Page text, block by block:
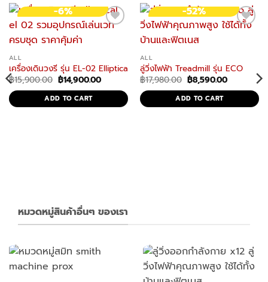
-6%
ALL
เครื่องเดินวงรี รุ่น EL-02 Elliptical 2 ระบบ นั่งปั่น ยืนปั่น อีลิปติคัล 2in1
฿15,900.00 Original
price
was:
฿15,900.00.
฿14,900.00Current
price
is:
฿14,900.00.
ADD TO CART
-52%
ALL
ลู่วิ่งไฟฟ้า Treadmill รุ่น ECO
฿17,980.00 Original
price
was:
฿17,980.00.
฿8,590.00Current
price
is:
฿8,590.00.
ADD TO CART
หมวดหมู่สินค้าอื่นๆ ของเรา